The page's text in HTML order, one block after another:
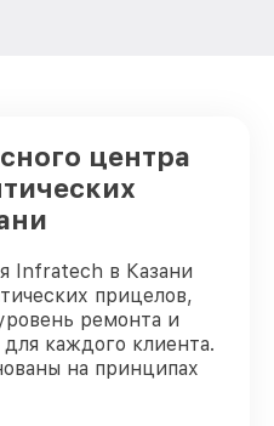
прицела
от 750₽
центра
Infratech в Казани
прицелов,
ремонта и
каждого клиента.
на принципах